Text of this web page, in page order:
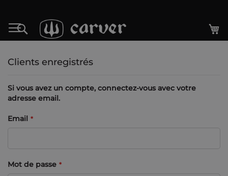
au
contenu
Rechercher
Clients enregistrés
Si vous avez un compte, connectez-vous avec votre
adresse email.
Email
Mot de passe